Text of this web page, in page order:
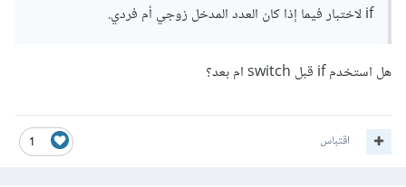
if لاختبار فيما إذا كان العدد المدخل زوجي أم فردي.
هل استخدم if قبل switch ام بعد؟
1 اقتباس